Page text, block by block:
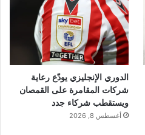
الدوري الإنجليزي يودّع رعاية
شركات المقامرة على القمصان
ويستقطب شركاء جدد
أغسطس 8, 2026